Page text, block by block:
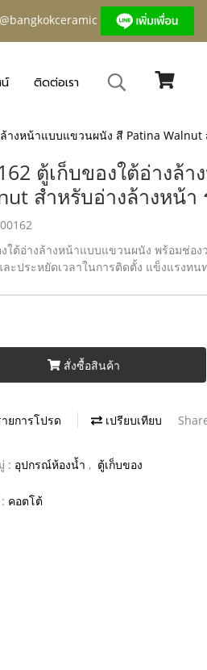
ติดต่อเรา
ล้างหน้าแบบแขวนผนัง สี Patina Walnut
ตู้เก็บของใต้อ่างล้
สำหรับอ่างล้างหน้า
ใต้อ่างล้างหน้าแบบแขวนผนัง พร้อมช่อ
ละประหยัดเวลาในการติดตั้ง แข็งแรงท
สั่งซื้อสินค้า
ายการโปรด เปรียบเทียบ
: อุปกรณ์ห้องน้ำ , ตู้เก็บของ
คอตโต้